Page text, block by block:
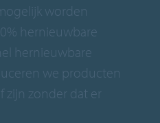
worden
hernieuwbare
hernieuwbare
we producten
zijn zonder dat er